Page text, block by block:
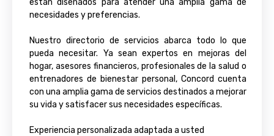
necesidades y preferencias.
Nuestro directorio de servicios abarca todo lo que
pueda necesitar. Ya sean expertos en mejoras del
hogar, asesores financieros, profesionales de la salud o
entrenadores de bienestar personal, Concord cuenta
con una amplia gama de servicios destinados a mejorar
su vida y satisfacer sus necesidades específicas.
Experiencia personalizada adaptada a usted